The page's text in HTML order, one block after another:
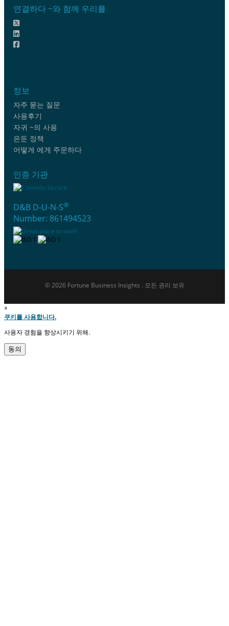
연결하다 ~와 함께 우리를
정보
자주 묻는 질문
사용후기
자귀 ~의 사용
은둔 정책
어떻게 에게 주문하다
인증 기관
D&B D-U-N-S®
Number: 861494523
© 2026 Fortune Business Insights . 모든 권리 보유
×
쿠키를 사용합니다.
사용자 경험을 향상시키기 위해.
동의